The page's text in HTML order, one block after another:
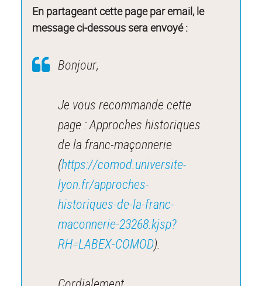
En partageant cette page par email, le
message ci-dessous sera envoyé :
Bonjour,
Je vous recommande cette
page : Approches historiques
de la franc-maçonnerie
(https://comod.universite-
lyon.fr/approches-
historiques-de-la-franc-
maconnerie-23268.kjsp?
RH=LABEX-COMOD).